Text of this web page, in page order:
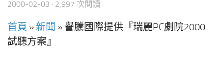
2000-02-03 · 2,997 次閱讀
首頁 » 新聞 »譽騰國際提供『瑞麗PC劇院2000
試聽方案』